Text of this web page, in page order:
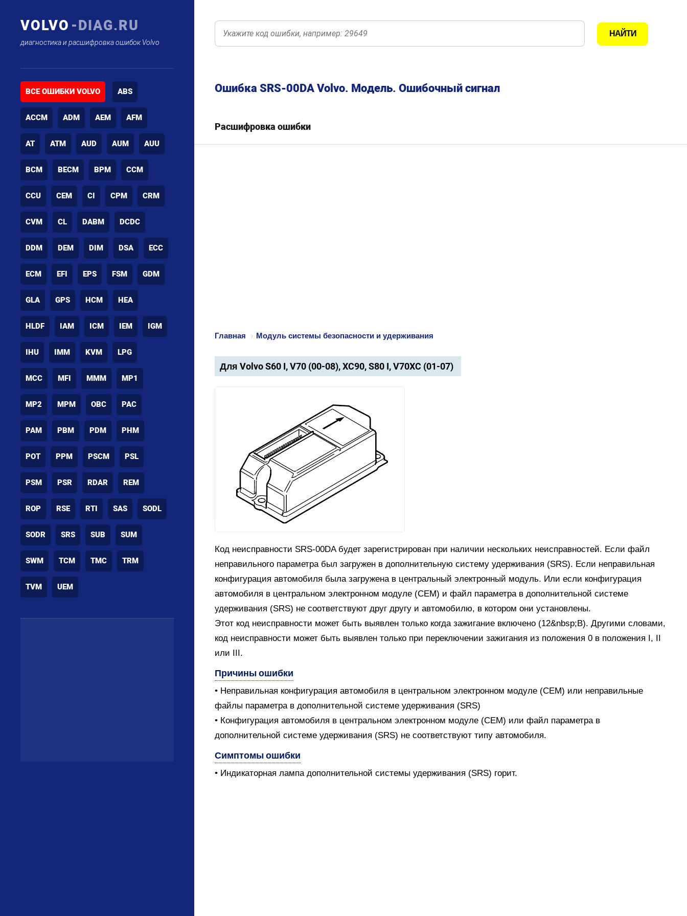
VOLVO -DIAG.RU
диагностика и расшифровка ошибок Volvo
ВСЕ ОШИБКИ VOLVO ABS
ACCM ADM AEM AFM
AT ATM AUD AUM AUU
BCM BECM BPM CCM
CCU CEM CI CPM CRM
CVM CL DABM DCDC
DDM DEM DIM DSA ECC
ECM EFI EPS FSM GDM
GLA GPS HCM HEA
HLDF IAM ICM IEM IGM
IHU IMM KVM LPG
MCC MFI MMM MP1
MP2 MPM OBC PAC
PAM PBM PDM PHM
POT PPM PSCM PSL
PSM PSR RDAR REM
ROP RSE RTI SAS SODL
SODR SRS SUB SUM
SWM TCM TMC TRM
TVM UEM
Ошибка SRS-00DA Volvo. Модель. Ошибочный сигнал
Расшифровка ошибки
Главная › Модуль системы безопасности и удерживания
Для Volvo S60 I, V70 (00-08), XC90, S80 I, V70XC (01-07)
Код неисправности SRS-00DA будет зарегистрирован при наличии нескольких неисправностей. Если файл
неправильного параметра был загружен в дополнительную систему удерживания (SRS). Если неправильная
конфигурация автомобиля была загружена в центральный электронный модуль. Или если конфигурация
автомобиля в центральном электронном модуле (СЕМ) и файл параметра в дополнительной системе
удерживания (SRS) не соответствуют друг другу и автомобилю, в котором они установлены.
Этот код неисправности может быть выявлен только когда зажигание включено (12&nbsp;В). Другими словами,
код неисправности может быть выявлен только при переключении зажигания из положения 0 в положения I, II
или III.
Причины ошибки
• Неправильная конфигурация автомобиля в центральном электронном модуле (CEM) или неправильные
файлы параметра в дополнительной системе удерживания (SRS)
• Конфигурация автомобиля в центральном электронном модуле (CEM) или файл параметра в
дополнительной системе удерживания (SRS) не соответствуют типу автомобиля.
Симптомы ошибки
• Индикаторная лампа дополнительной системы удерживания (SRS) горит.